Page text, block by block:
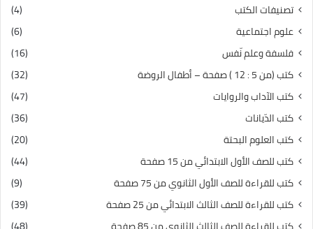
تصنيفات الكتب
(4)
علوم اجتماعية
(6)
فلسفة وعلم نّفس
(16)
كتب (من 5 : 12 ) صفحة – أطفال الروضة
(32)
كتب الآداب والروايات
(47)
كتب الدّيانات
(36)
كتب العلوم البحتة
(20)
كتب للصف الأول الابتدائي من 15 صفحة
(44)
كتب للقراءة للصف الأول الثانوي من 75 صفحة
(9)
كتب للقراءة للصف الثالث الابتدائي من 25 صفحة
(39)